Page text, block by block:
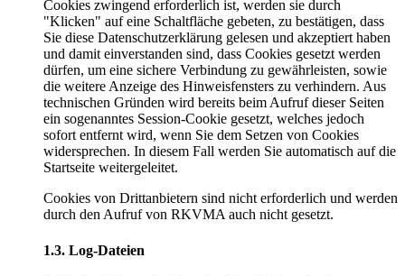
Cookies zwingend erforderlich ist, werden sie durch
"Klicken" auf eine Schaltfläche gebeten, zu bestätigen, dass
Sie diese Datenschutzerklärung gelesen und akzeptiert haben
und damit einverstanden sind, dass Cookies gesetzt werden
dürfen, um eine sichere Verbindung zu gewährleisten, sowie
die weitere Anzeige des Hinweisfensters zu verhindern. Aus
technischen Gründen wird bereits beim Aufruf dieser Seiten
ein sogenanntes Session-Cookie gesetzt, welches jedoch
sofort entfernt wird, wenn Sie dem Setzen von Cookies
widersprechen. In diesem Fall werden Sie automatisch auf die
Startseite weitergeleitet.
Cookies von Drittanbietern sind nicht erforderlich und werden
durch den Aufruf von RKVMA auch nicht gesetzt.
1.3. Log-Dateien